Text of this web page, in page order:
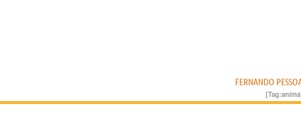
FERNANDO
[Tag:anima